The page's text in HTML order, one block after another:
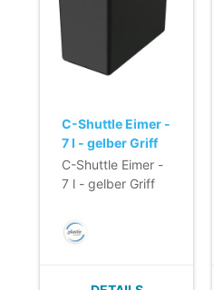
C-Shuttle Eimer -
7 l - gelber Griff
C-Shuttle Eimer -
7 l - gelber Griff